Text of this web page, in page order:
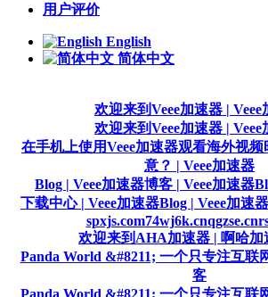
用户评价
English
简体中文
欢迎来到Veee加速器 | Veee
欢迎来到Veee加速器 | Veee
在手机上使用Veee加速器观看海外视
意？ | Veee加速器
Blog | Veee加速器博客 | Veee加速器
下载中心 | Veee加速器Blog | Veee加速器
spxjs.com74wj6k.cnqgzse.cn
欢迎来到AHA加速器 | 啊哈加
Panda World &#8211; 一个只专注互联
客